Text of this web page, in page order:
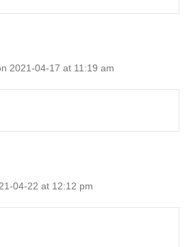
2021-04-17 at 11:19 am
04-22 at 12:12 pm